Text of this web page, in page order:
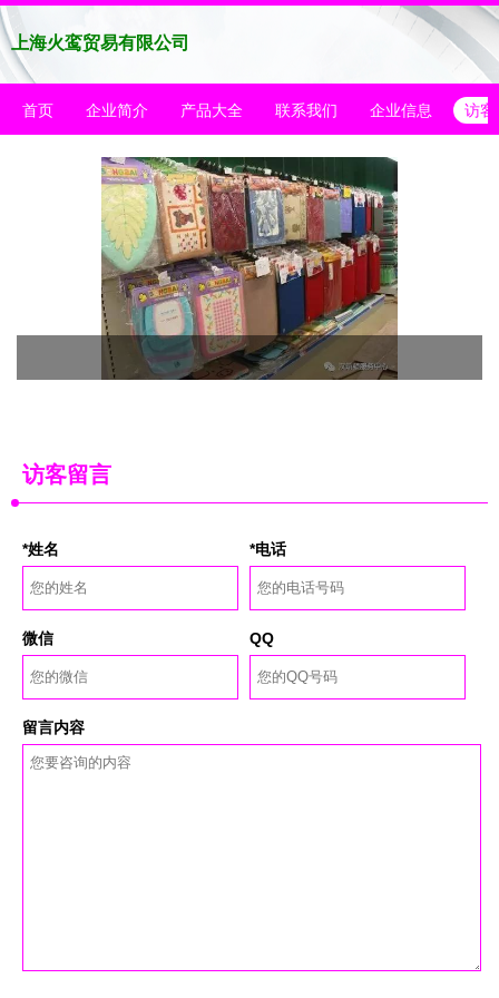
上海火鸾贸易有限公司
首页 企业简介 产品大全 联系我们 企业信息 访客
访客留言
*姓名 *电话
微信 QQ
留言内容